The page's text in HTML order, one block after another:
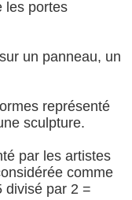
les portes
un panneau, un
représenté
sculpture.
par les artistes
comme
divisé par 2 =